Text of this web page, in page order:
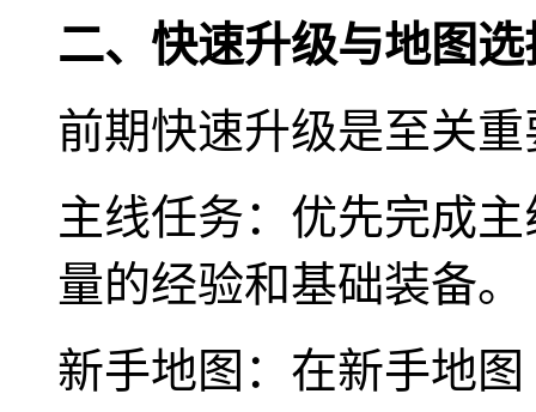
二、快速升级与地图选
前期快速升级是至关
主线任务：优先完成
量的经验和基础装备。
新手地图：在新手地